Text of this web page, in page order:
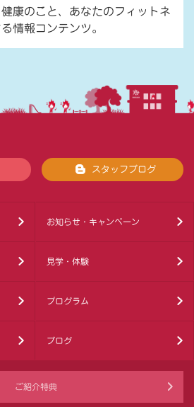
康のこと、あなたのフィットネ
情報コンテンツ。
スタッフブログ
お知らせ・キャンペーン
見学・体験
プログラム
ブログ
ご紹介特典